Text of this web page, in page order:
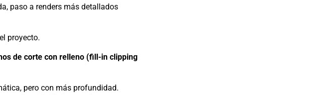
paso a renders más detallados
proyecto.
de corte con relleno (fill-in clipping
pero con más profundidad.